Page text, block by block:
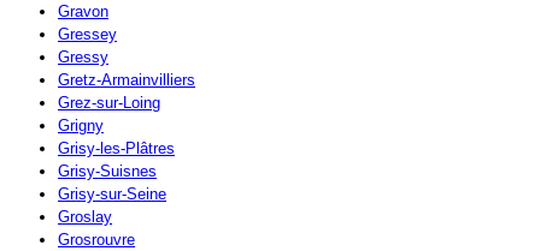
Gravon
Gressey
Gressy
Gretz-Armainvilliers
Grez-sur-Loing
Grigny
Grisy-les-Plâtres
Grisy-Suisnes
Grisy-sur-Seine
Groslay
Grosrouvre